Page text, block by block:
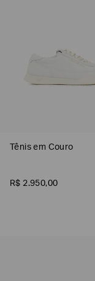
Tênis em Couro
R$ 2.950,00
nos
você?